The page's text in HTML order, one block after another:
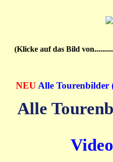
(Klicke auf das Bild
NEUAlle Tourenbilder
Alle